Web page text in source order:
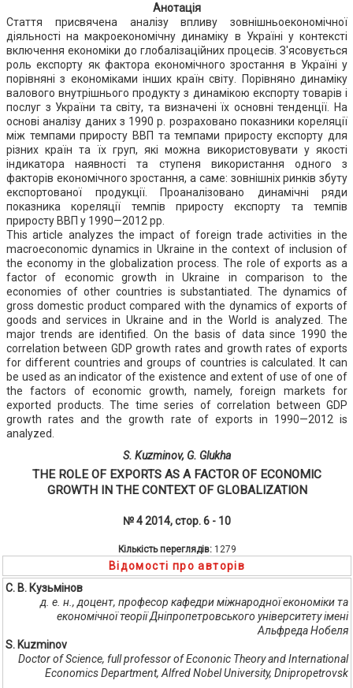
Анотація
Стаття присвячена аналізу впливу зовнішньоекономічної
діяльності на макроекономічну динаміку в Україні у контексті
включення економіки до глобалізаційних процесів. З'ясовується
роль експорту як фактора економічного зростання в Україні у
порівняні з економіками інших країн світу. Порівняно динаміку
валового внутрішнього продукту з динамікою експорту товарів і
послуг з України та світу, та визначені їх основні тенденції. На
основі аналізу даних з 1990 р. розраховано показники кореляції
між темпами приросту ВВП та темпами приросту експорту для
різних країн та їх груп, які можна використовувати у якості
індикатора наявності та ступеня використання одного з
факторів економічного зростання, а саме: зовнішніх ринків збуту
експортованої продукції. Проаналізовано динамічні ряди
показника кореляції темпів приросту експорту та темпів
приросту ВВП у 1990—2012 рр.
This article analyzes the impact of foreign trade activities in the
macroeconomic dynamics in Ukraine in the context of inclusion of
the economy in the globalization process. The role of exports as a
factor of economic growth in Ukraine in comparison to the
economies of other countries is substantiated. The dynamics of
gross domestic product compared with the dynamics of exports of
goods and services in Ukraine and in the World is analyzed. The
major trends are identified. On the basis of data since 1990 the
correlation between GDP growth rates and growth rates of exports
for different countries and groups of countries is calculated. It can
be used as an indicator of the existence and extent of use of one of
the factors of economic growth, namely, foreign markets for
exported products. The time series of correlation between GDP
growth rates and the growth rate of exports in 1990—2012 is
analyzed.
S. Kuzminov, G. Glukha
THE ROLE OF EXPORTS AS A FACTOR OF ECONOMIC
GROWTH IN THE CONTEXT OF GLOBALIZATION
№ 4 2014, стор. 6 - 10
Кількість переглядів: 1279
Відомості про авторів
С. В. Кузьмінов
д. е. н., доцент, професор кафедри міжнародної економіки та
економічної теорії Дніпропетровського університету імені
Альфреда Нобеля
S. Kuzminov
Doctor of Science, full professor of Econonic Theory and International
Economics Department, Alfred Nobel University, Dnipropetrovsk